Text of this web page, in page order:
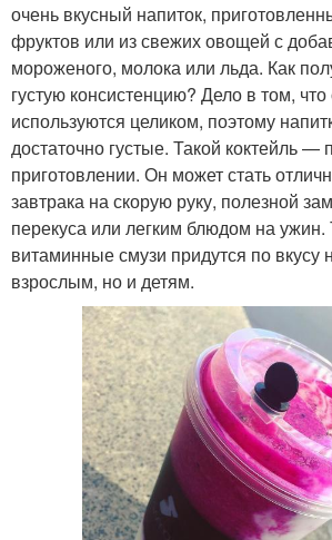
очень вкусный напиток,
фруктов или из свежих овощей с
мороженого, молока или льда. Как
густую консистенцию? Дело в том,
используются целиком, поэтому
достаточно густые. Такой коктейль —
приготовлении. Он может стать
завтрака на скорую руку, полезной
перекуса или легким блюдом на ужин.
витаминные смузи придутся по вкусу
взрослым, но и детям.